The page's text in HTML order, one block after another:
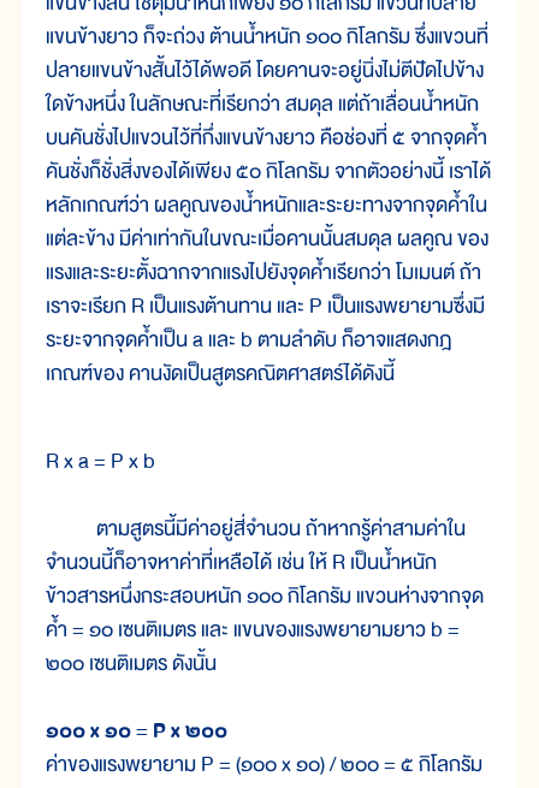
แขนข้างยาว ก็จะถ่วง ต้านน้ำหนัก ๑๐๐ กิโลกรัม ซึ่งแขวนที่
ปลายแขนข้างสั้นไว้ได้พอดี โดยคานจะอยู่นิ่งไม่ตีปัดไปข้าง
ใดข้างหนึ่ง ในลักษณะที่เรียกว่า สมดุล แต่ถ้าเลื่อนน้ำหนัก
บนคันชั่งไปแขวนไว้ที่กึ่งแขนข้างยาว คือช่องที่ ๕ จากจุดค้ำ
คันชั่งก็ชั่งสิ่งของได้เพียง ๕๐ กิโลกรัม จากตัวอย่างนี้ เราได้
หลักเกณฑ์ว่า ผลคูณของน้ำหนักและระยะทางจากจุดค้ำใน
แต่ละข้าง มีค่าเท่ากันในขณะเมื่อคานนั้นสมดุล ผลคูณ ของ
แรงและระยะตั้งฉากจากแรงไปยังจุดค้ำเรียกว่า โมเมนต์ ถ้า
เราจะเรียก R เป็นแรงต้านทาน และ P เป็นแรงพยายามซึ่งมี
ระยะจากจุดค้ำเป็น a และ b ตามลำดับ ก็อาจแสดงกฎ
เกณฑ์ของ คานงัดเป็นสูตรคณิตศาสตร์ได้ดังนี้
R x a = P x b
ตามสูตรนี้มีค่าอยู่สี่จำนวน ถ้าหากรู้ค่าสามค่าใน
จำนวนนี้ก็อาจหาค่าที่เหลือได้ เช่น ให้ R เป็นน้ำหนัก
ข้าวสารหนึ่งกระสอบหนัก ๑๐๐ กิโลกรัม แขวนห่างจากจุด
ค้ำ = ๑๐ เซนติเมตร และ แขนของแรงพยายามยาว b =
๒๐๐ เซนติเมตร ดังนั้น
๑๐๐ x ๑๐ = P x ๒๐๐
ค่าของแรงพยายาม P = (๑๐๐ x ๑๐) / ๒๐๐ = ๕ กิโลกรัม